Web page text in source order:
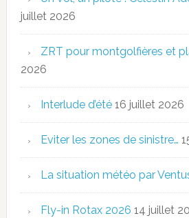
juillet 2026
ZRT pour montgolfières et
2026
Interlude d’été 16 juillet 2026
Eviter les zones de sinistre…
La situation météo par
Fly-in Rotax 2026 14 juillet